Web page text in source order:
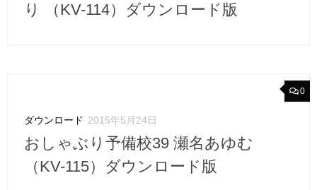
り （KV-114）ダウンロード版
0
ダウンロード 2015年5月24日
おしゃぶり予備校39 瀬名あゆむ
（KV-115）ダウンロード版